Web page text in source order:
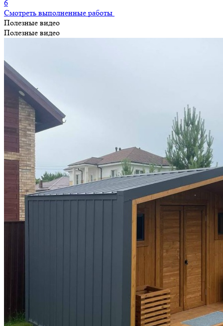
6
Смотреть выполненные работы
Полезные видео
Полезные видео